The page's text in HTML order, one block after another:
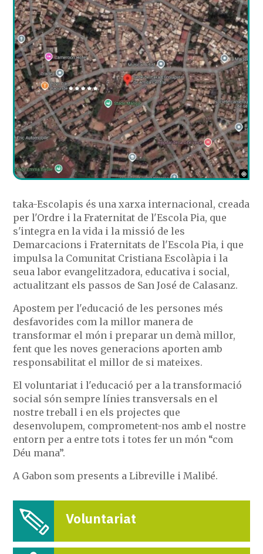
taka-Escolapis és una xarxa internacional, creada
per l'Ordre i la Fraternitat de l'Escola Pia, que
s'integra en la vida i la missió de les
Demarcacions i Fraternitats de l'Escola Pia, i que
impulsa la Comunitat Cristiana Escolàpia i la
seua labor evangelitzadora, educativa i social,
actualitzant els passos de San José de Calasanz.
Apostem per l'educació de les persones més
desfavorides com la millor manera de
transformar el món i preparar un demà millor,
fent que les noves generacions aporten amb
responsabilitat el millor de si mateixes.
El voluntariat i l'educació per a la transformació
social són sempre línies transversals en el
nostre treball i en els projectes que
desenvolupem, comprometent-nos amb el nostre
entorn per a entre tots i totes fer un món “com
Déu mana”.
A Gabon som presents a Libreville i Malibé.
Voluntariat